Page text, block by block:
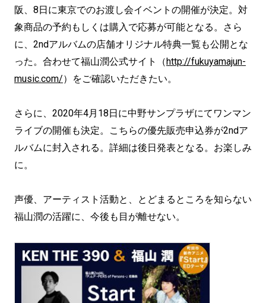
阪、8日に東京でのお渡し会イベントの開催が決定。対
象商品の予約もしくは購入で応募が可能となる。さら
に、2ndアルバムの店舗オリジナル特典一覧も公開とな
った。合わせて福山潤公式サイト（http://fukuyamajun-
music.com/）をご確認いただきたい。
さらに、2020年4月18日に中野サンプラザにてワンマン
ライブの開催も決定。こちらの優先販売申込券が2ndア
ルバムに封入される。詳細は後日発表となる。お楽しみ
に。
声優、アーティスト活動と、とどまるところを知らない
福山潤の活躍に、今後も目が離せない。